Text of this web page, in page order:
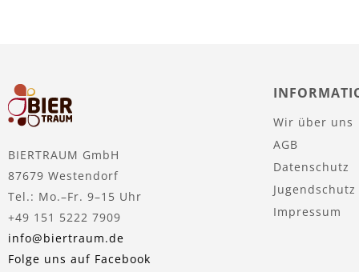
BIERTRAUM GmbH
87679 Westendorf
Tel.: Mo.–Fr. 9–15 Uhr
+49 151 5222 7909
info@biertraum.de
Folge uns auf Facebook
Wir über uns
AGB
Datenschutz
Jugendschutz
Impressum